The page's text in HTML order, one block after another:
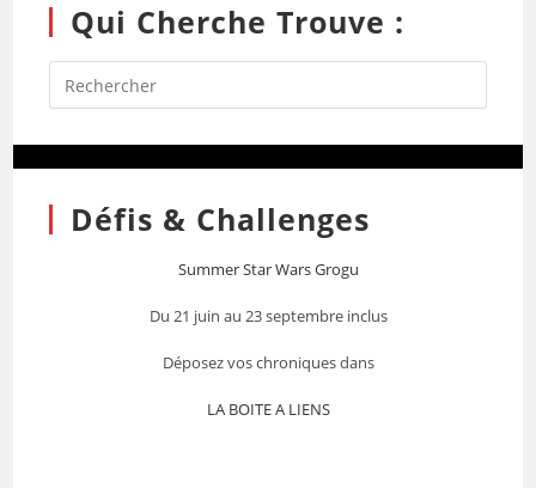
Qui Cherche Trouve :
Défis & Challenges
Summer Star Wars Grogu
Du 21 juin au 23 septembre inclus
Déposez vos chroniques dans
LA BOITE A LIENS